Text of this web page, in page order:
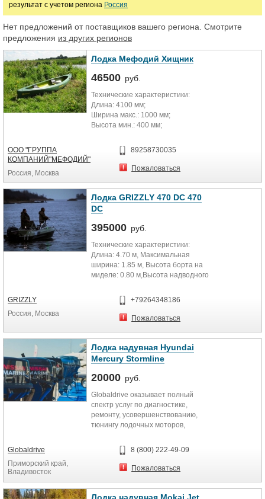
результат с учетом региона Россия
Нет предложений от поставщиков вашего региона. Смотрите
предложения из других регионов
Лодка Мефодий Хищник
46500 руб.
Технические характеристики:
Длина: 4100 мм;
Ширина макс.: 1000 мм;
Высота мин.: 400 мм;
Масса: 42 кг;
ООО "ГРУППА
КОМПАНИЙ"МЕФОДИЙ"
Россия, Москва
89258730035
Пожаловаться
Лодка GRIZZLY 470 DC 470
DC
395000 руб.
Технические характеристики:
Длина: 4.70 м, Максимальная
ширина: 1.85 м, Высота борта на
миделе: 0.80 м,Высота надводного
Килеватость: 15º, Количество
пассажиров: 5 чел, Запас
плавучести: 450 л,Высота транца:
сварной,Толщина днища: 4 мм,
Толщина борта (зигованный): 3 мм
Рекомендуемая мощность
двигателя: 40-60 л/с,Максимальная
GRIZZLY
Россия, Москва
+79264348186
Пожаловаться
Лодка надувная Hyundai
Mercury Stormline
20000 руб.
Globaldrive оказывает полный
спектр услуг по диагностике,
ремонту, усовершенствованию,
тюнингу лодочных моторов,
Globaldrive — это широчайший
ассортимент техники для
сервис, это отношение к клиентам
Globaldrive
Приморский край,
Владивосток
8 (800) 222-49-09
Пожаловаться